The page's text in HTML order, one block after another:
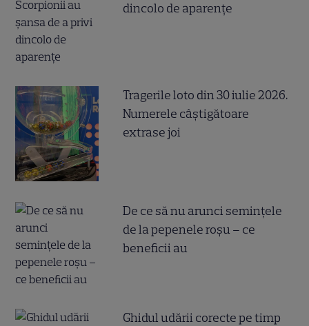
dincolo de aparențe
Tragerile loto din 30 iulie 2026.
Numerele câştigătoare
extrase joi
De ce să nu arunci semințele
de la pepenele roșu – ce
beneficii au
Ghidul udării corecte pe timp